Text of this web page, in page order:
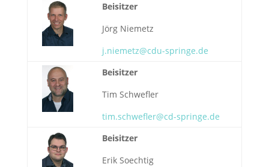
Beisitzer
Jörg Niemetz
j.niemetz@cdu-springe.de
Beisitzer
Tim Schwefler
tim.schwefler@cd-springe.de
Beisitzer
Erik Soechtig